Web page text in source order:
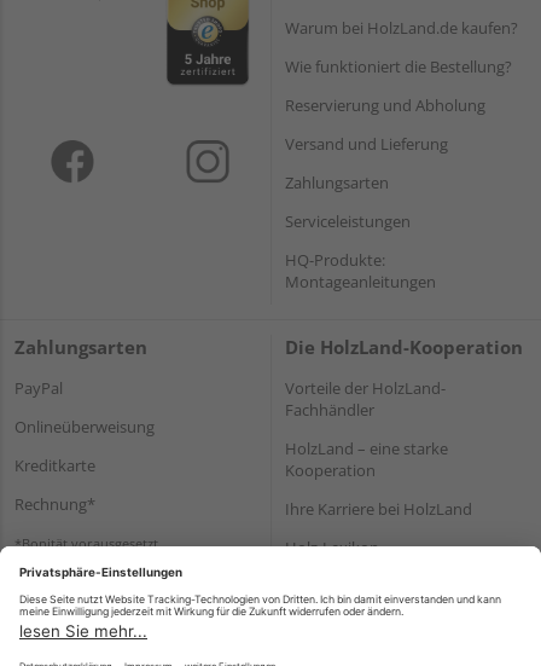
Warum bei HolzLand.de kaufen?
Wie funktioniert die Bestellung?
Reservierung und Abholung
Versand und Lieferung
Zahlungsarten
Serviceleistungen
HQ-Produkte:
Montageanleitungen
Zahlungsarten
PayPal
Onlineüberweisung
Kreditkarte
Rechnung*
*Bonität vorausgesetzt
Die HolzLand-Kooperation
Vorteile der HolzLand-
Fachhändler
HolzLand – eine starke
Kooperation
Ihre Karriere bei HolzLand
Holz-Lexikon